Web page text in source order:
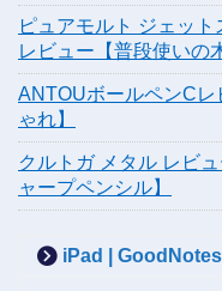
ピュアモルト ジェッ
レビュー【普段使いの
ANTOUボールペンCレ
ゃれ】
クルトガ メタル レビ
ャープペンシル】
iPad |